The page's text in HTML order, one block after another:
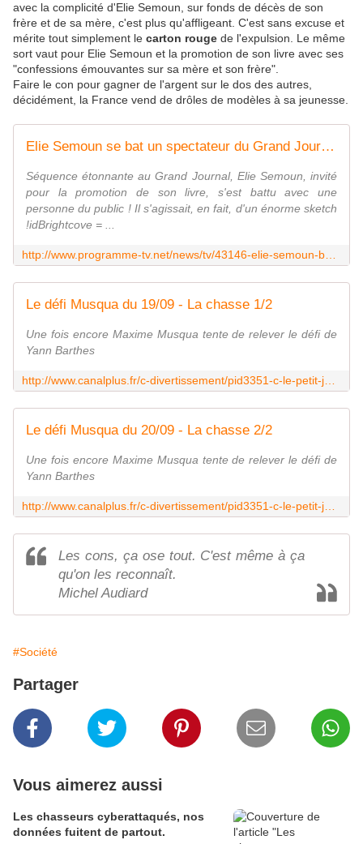
avec la complicité d'Elie Semoun, sur fonds de décès de son
frère et de sa mère, c'est plus qu'affligeant. C'est sans excuse et
mérite tout simplement le carton rouge de l'expulsion. Le même
sort vaut pour Elie Semoun et la promotion de son livre avec ses
"confessions émouvantes sur sa mère et son frère".
Faire le con pour gagner de l'argent sur le dos des autres,
décidément, la France vend de drôles de modèles à sa jeunesse.
Elie Semoun se bat un spectateur du Grand Journal ! (VIDEO)
Séquence étonnante au Grand Journal, Elie Semoun, invité
pour la promotion de son livre, s'est battu avec une
personne du public ! Il s'agissait, en fait, d'un énorme sketch
!idBrightcove = ...
Le défi Musqua du 19/09 - La chasse 1/2
Une fois encore Maxime Musqua tente de relever le défi de
Yann Barthes
Le défi Musqua du 20/09 - La chasse 2/2
Une fois encore Maxime Musqua tente de relever le défi de
Yann Barthes
Les cons, ça ose tout. C'est même à ça
qu'on les reconnaît.
Michel Audiard
#Société
Partager
Vous aimerez aussi
Les chasseurs cyberattaqués, nos
données fuitent de partout.